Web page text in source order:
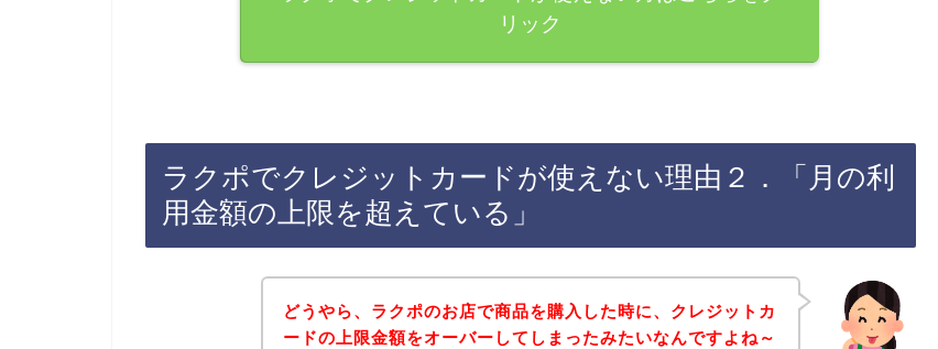
リック
ラクポでクレジットカードが使えない理由２．「月の利
用金額の上限を超えている」
どうやら、ラクポのお店で商品を購入した時に、クレジットカ
ードの上限金額をオーバーしてしまったみたいなんですよね～